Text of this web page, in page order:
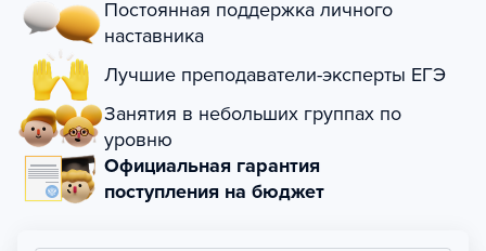
Постоянная поддержка личного
наставника
Лучшие преподаватели-эксперты ЕГЭ
Занятия в небольших группах по
уровню
Официальная гарантия
поступления на бюджет